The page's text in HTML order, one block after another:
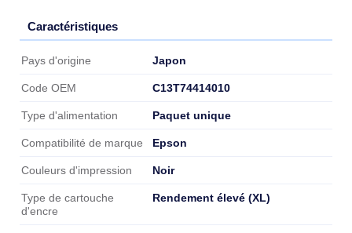
Caractéristiques
Caractéristiques
Pays d'origine Japon
Code OEM C13T74414010
Type d'alimentation Paquet unique
Compatibilité de marque Epson
Couleurs d'impression Noir
Type de cartouche
d'encre
Rendement élevé (XL)